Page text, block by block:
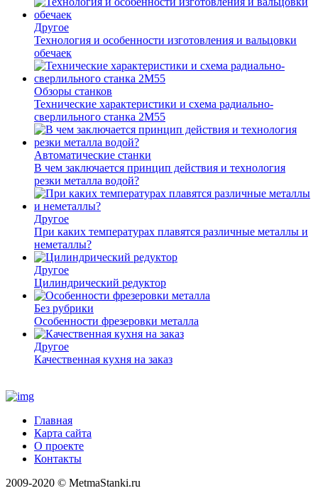
Другое
Технология и особенности изготовления и вальцовки
обечаек
Обзоры станков
Технические характеристики и схема радиально-
сверлильного станка 2М55
Автоматические станки
В чем заключается принцип действия и технология
резки металла водой?
Другое
При каких температурах плавятся различные металлы и
неметаллы?
Другое
Цилиндрический редуктор
Без рубрики
Особенности фрезеровки металла
Другое
Качественная кухня на заказ
Главная
Карта сайта
О проекте
Контакты
2009-2020 © MetmaStanki.ru